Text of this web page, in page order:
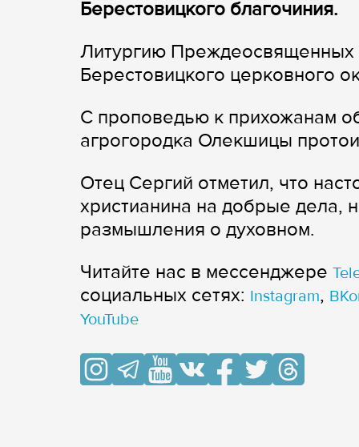
Берестовицкого благочиния.
Литургию Преждеосвященных
Берестовицкого церковного
С проповедью к прихожанам
агрогородка Олекшицы
Отец Сергий отметил, что
христианина на добрые дела,
размышления о духовном.
Читайте нас в мессенджере
cоциальных сетях: Instagram,
YouTube